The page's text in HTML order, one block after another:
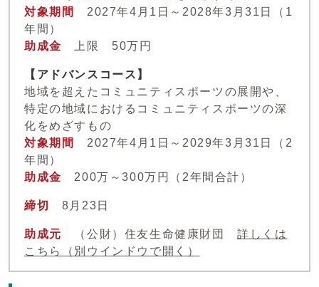
対象期間
2027年4月1日～2028年3月31日（1
年間）
助成金
上限 50万円
【アドバンスコース】
地域を超えたコミュニティスポーツの展開や、
特定の地域におけるコミュニティスポーツの深
化をめざすもの
対象期間
2027年4月1日～2029年3月31日（2
年間）
助成金
200万～300万円（2年間合計）
締切 8月23日
助成元 （公財）住友生命健康財団詳しくは
こちら
（別ウインドウで開く）